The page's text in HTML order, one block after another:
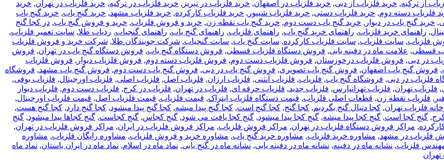
از ترکیه, خرید فلزیاب از دبی, خرید فلزیاب در اصفهان, خرید فلزیاب در تبریز , خرید فلزیاب در ترکیه, خرید فلزیاب در تهران, خرید
فلزیاب دسته دوم, خرید فلزیاب دستی, خرید فلزیاب شیپور , خرید فلزیاب کارکرده, خرید فلزیاب مشهد, خرید گنج یاب, خرید گنج یاب
, خرید گنج یاب در دیوار , خرید گنج یاب دست دوم, خرید گنج یاب نقطه زن, خرید و فروش فلزیاب, خرید و فروش گنج یاب, در کجا گنج
, راهنمای خرید فلزیاب, راهنمای خرید گنج یاب, راهنمای فلزیاب, راهنمای گنج یاب, راهنمای گنجیاب, ردیاب طلا, سایت تعمیر فلزیاب,
فلزیاب, سایت فلزیاب, سایت فلزیاب کارکرده, سایت گنج یاب, سایت گنجیاب, شرکت جویندگان طلا, شرکت خرید و فروش فلزیاب
قسطی, علامت ماه در دفینه یابی, فروش دستگاه فلزیاب قسطی, فروش دستگاه گنج یاب, فروش دستگاه گنج یاب در تهران, فروش
در دبی, فروش فلزیاب درخوزستان, فروش فلزیاب دست دوم, فروش فلزیاب دسته دوم, فروش فلزیاب دیوار , فروش فلزیاب
, فروش گنج یاب اصفهان, فروش گنج یاب تصویری, فروش گنج یاب در دبی, فروش گنج یاب دست دوم, فروش گنج یاب مشهد, فروشگاه
فلزیاب در دبی, فروشگاه گنج یاب, فلزیاب, فلزیاب آنتنی, فلزیاب ارزان, فلزیاب اصل, فلزیاب اصلی, فلزیاب اورجینال, فلزیاب بوقی,
, فلزیاب تهران, فلزیاب تهرانپارس, فلزیاب جدید, فلزیاب حرفه ای, فلزیاب در تهران, فلزیاب در کرج, فلزیاب دست دوم, فلزیاب دیوار
, فلزیاب نقطه زن, قطعات اصلی فلزیاب, قیمت دستگاه فلزیاب ایتراک, قیمت فلزیاب, قیمت فلزیاب اصل, قیمت فلزیاب اورجینال,
فلزیاب تهران, کجا دنبال گنج بگردیم, کجا گنج, کجا گنج است, کجا گنج پیدا میشه, کجا گنج پیدا میشود, کجا گنج دارد, کجا گنج هست,
, گنج کجا است, گنج کجا پیدا میشه, گنج کجا پیدا میشود, گنج کجا یافت می شود, گنج کجاس, گنج کجاست, گنج کجاها پیدا میشود, گنج
, مراکز فروش دستگاه فلزیاب در تهران, مراکز فروش فلزیاب, مراکز فروش فلزیاب در ایران, مراکز فروش فلزیاب در تهران,
فلزیاب در مشهد, مشاوره خرید فلزیاب, مشاوره خرید گنج یاب, مشاوره خرید و فروش فلزیاب, مشاوره رایگان فلزیاب, مشاوره
فلزیاب, نشانه ماه در دفینه, نشانه ماه در دفینه یابی, نشانه ماه در گنج یابی, نماد ماه در اسلام, نماد ماه در ایران باستان, نماد ماه
تهران